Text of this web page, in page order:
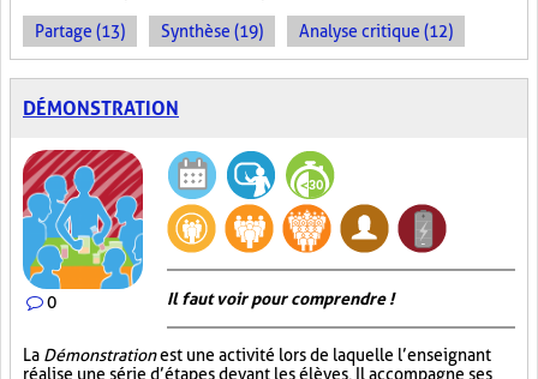
Partage (13) Synthèse (19) Analyse critique (12)
DÉMONSTRATION
0 Il faut voir pour comprendre !
La Démonstrationest une activité lors de laquelle l’enseignant
réalise une série d’étapes devant les élèves. Il accompagne ses